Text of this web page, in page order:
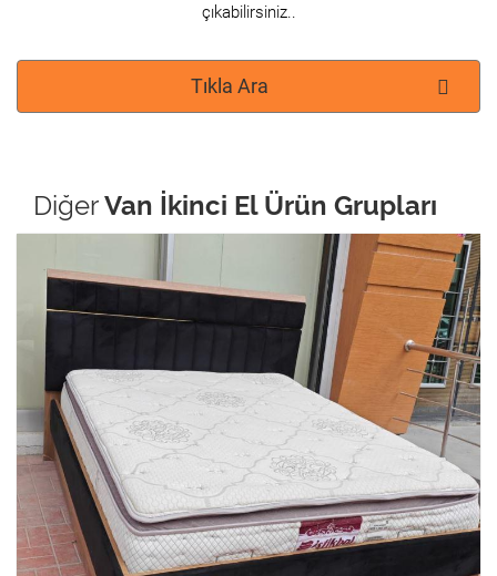
çıkabilirsiniz..
Tıkla Ara
DiğerVan İkinci El Ürün Grupları